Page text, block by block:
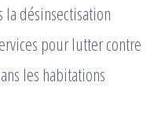
la désinsectisation
pour lutter contre
les habitations